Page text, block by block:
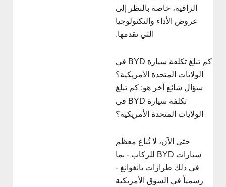
الراقية، خاصة بالنظر إلى
عروض الأداء والتكنولوجيا
التي تقدمها.
كم تبلغ تكلفة سيارة BYD في
الولايات المتحدة الأمريكية؟
سؤال شائع آخر هو: كم تبلغ
تكلفة سيارة BYD في
الولايات المتحدة الأمريكية؟
حتى الآن، لا تُباع معظم
سيارات BYD للركاب - بما
في ذلك طرازات يانغوانغ -
رسمياً في السوق الأمريكية